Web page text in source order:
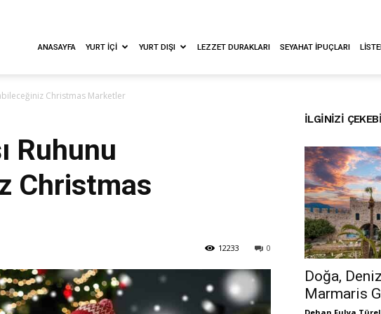
ANASAYFA YURT İÇI YURT DIŞI LEZZET DURAKLARI SEYAHAT İPUÇLARI
Christmas Marketler
Ruhunu
Christmas
0
12233
İLGINIZI
Doğa,
Marmaris